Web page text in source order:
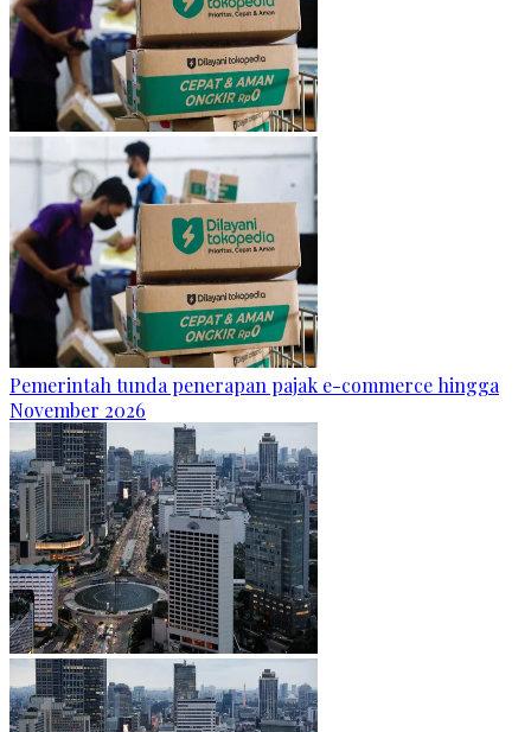
Pemerintah tunda penerapan pajak e-commerce hingga
November 2026